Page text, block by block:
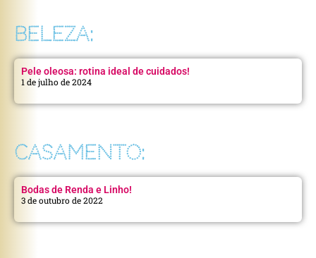
BELEZA:
Pele oleosa: rotina ideal de cuidados!
1 de julho de 2024
CASAMENTO:
Bodas de Renda e Linho!
3 de outubro de 2022